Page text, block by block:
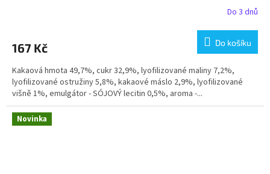
Do 3 dnů
167 Kč Do košíku
Kakaová hmota 49,7%, cukr 32,9%, lyofilizované maliny 7,2%,
lyofilizované ostružiny 5,8%, kakaové máslo 2,9%, lyofilizované
višně 1%, emulgátor - SÓJOVÝ lecitin 0,5%, aroma -...
Novinka